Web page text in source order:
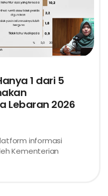
1 dari 5
Lebaran 2026
informasi
Kementerian